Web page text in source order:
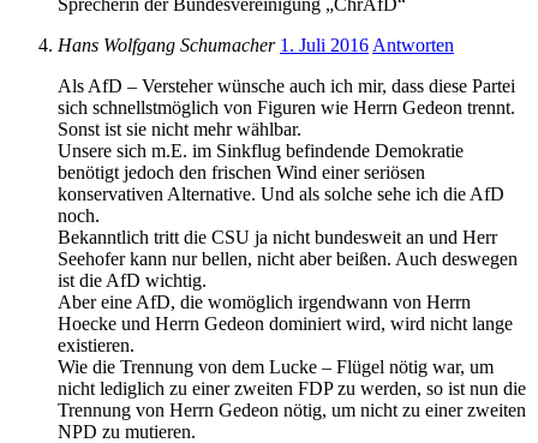
Hans Wolfgang Schumacher 1. Juli 2016 Antworten
Als AfD – Versteher wünsche auch ich mir, dass diese Partei
sich schnellstmöglich von Figuren wie Herrn Gedeon trennt.
Sonst ist sie nicht mehr wählbar.
Unsere sich m.E. im Sinkflug befindende Demokratie
benötigt jedoch den frischen Wind einer seriösen
konservativen Alternative. Und als solche sehe ich die AfD
noch.
Bekanntlich tritt die CSU ja nicht bundesweit an und Herr
Seehofer kann nur bellen, nicht aber beißen. Auch deswegen
ist die AfD wichtig.
Aber eine AfD, die womöglich irgendwann von Herrn
Hoecke und Herrn Gedeon dominiert wird, wird nicht lange
existieren.
Wie die Trennung von dem Lucke – Flügel nötig war, um
nicht lediglich zu einer zweiten FDP zu werden, so ist nun die
Trennung von Herrn Gedeon nötig, um nicht zu einer zweiten
NPD zu mutieren.